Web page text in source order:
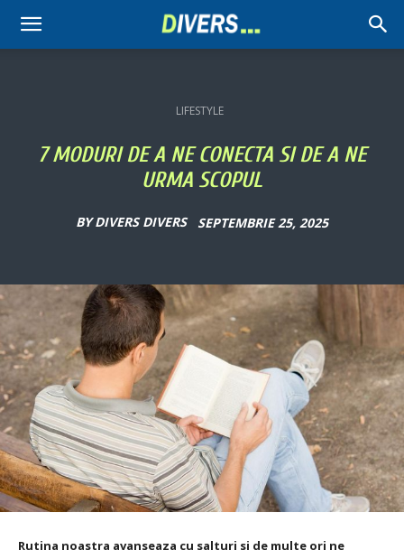
Divers
LIFESTYLE
7 MODURI DE A NE CONECTA SI DE A NE
URMA SCOPUL
BY DIVERS DIVERS SEPTEMBRIE 25, 2025
Rutina noastra avanseaza cu salturi si de multe ori ne